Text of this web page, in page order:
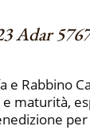
Adar 5767
Rabbino
maturità,